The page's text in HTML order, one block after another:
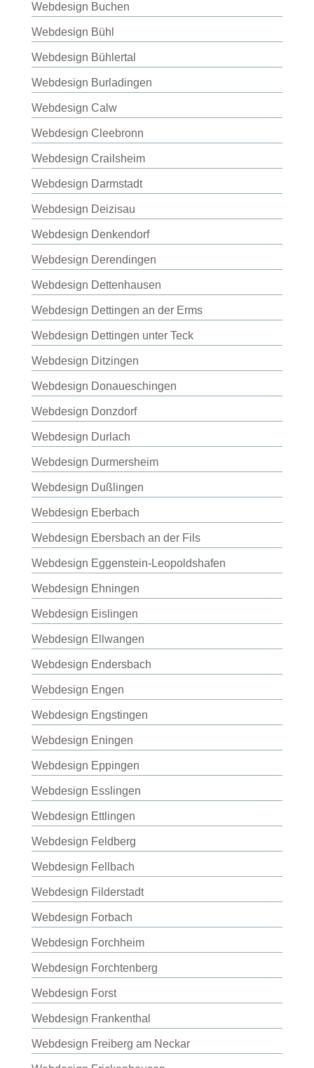
Webdesign Buchen
Webdesign Bühl
Webdesign Bühlertal
Webdesign Burladingen
Webdesign Calw
Webdesign Cleebronn
Webdesign Crailsheim
Webdesign Darmstadt
Webdesign Deizisau
Webdesign Denkendorf
Webdesign Derendingen
Webdesign Dettenhausen
Webdesign Dettingen an der Erms
Webdesign Dettingen unter Teck
Webdesign Ditzingen
Webdesign Donaueschingen
Webdesign Donzdorf
Webdesign Durlach
Webdesign Durmersheim
Webdesign Dußlingen
Webdesign Eberbach
Webdesign Ebersbach an der Fils
Webdesign Eggenstein-Leopoldshafen
Webdesign Ehningen
Webdesign Eislingen
Webdesign Ellwangen
Webdesign Endersbach
Webdesign Engen
Webdesign Engstingen
Webdesign Eningen
Webdesign Eppingen
Webdesign Esslingen
Webdesign Ettlingen
Webdesign Feldberg
Webdesign Fellbach
Webdesign Filderstadt
Webdesign Forbach
Webdesign Forchheim
Webdesign Forchtenberg
Webdesign Forst
Webdesign Frankenthal
Webdesign Freiberg am Neckar